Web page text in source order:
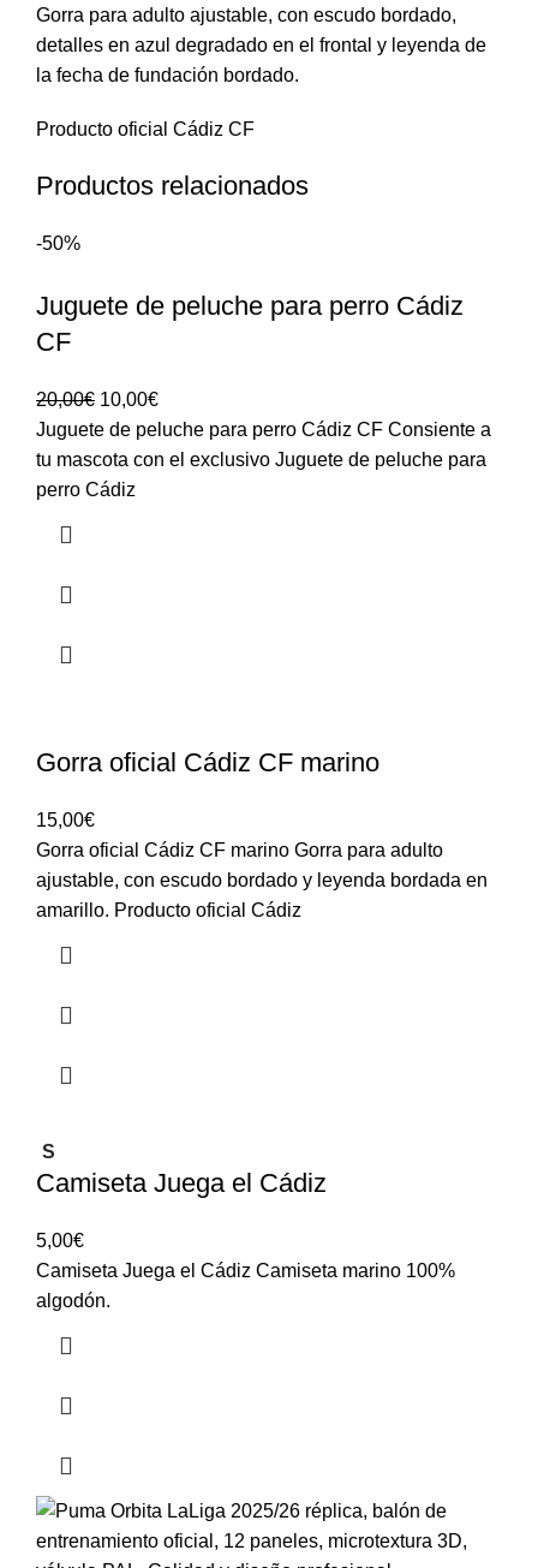
Gorra para adulto ajustable, con escudo bordado,
detalles en azul degradado en el frontal y leyenda de
la fecha de fundación bordado.
Producto oficial Cádiz CF
Productos relacionados
-50%
Juguete de peluche para perro Cádiz
CF
20,00€ 10,00€
Juguete de peluche para perro Cádiz CF Consiente a
tu mascota con el exclusivo Juguete de peluche para
perro Cádiz
Gorra oficial Cádiz CF marino
15,00€
Gorra oficial Cádiz CF marino Gorra para adulto
ajustable, con escudo bordado y leyenda bordada en
amarillo. Producto oficial Cádiz
S
Camiseta Juega el Cádiz
5,00€
Camiseta Juega el Cádiz Camiseta marino 100%
algodón.